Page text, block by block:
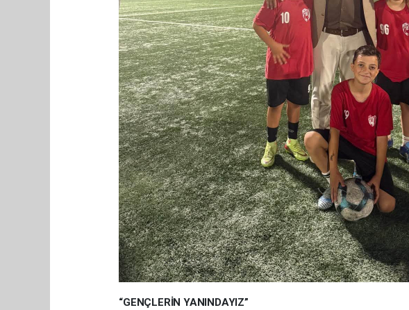
“GENÇLERİN YANINDAYIZ”